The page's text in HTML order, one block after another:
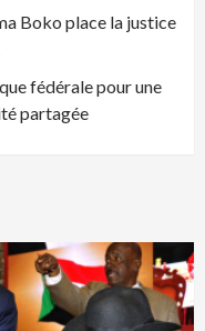
Boko place la justice
fédérale pour une
partagée